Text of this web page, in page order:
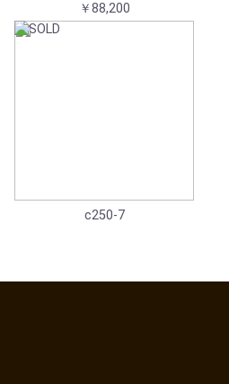
￥88,200
c250-7